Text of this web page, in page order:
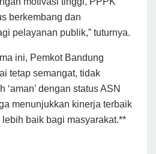
berkembang dan
pelayanan publik,” tuturnya.
ini, Pemkot Bandung
tetap semangat, tidak
‘aman’ dengan status ASN
menunjukkan kinerja terbaik
baik bagi masyarakat.**